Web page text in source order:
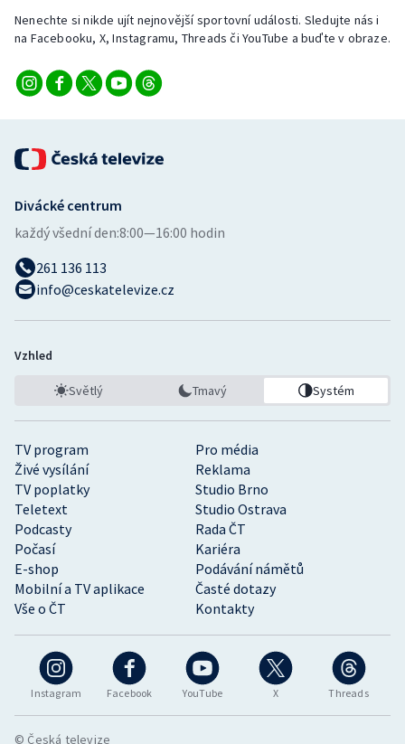
Veslování
Vodní slalom
Volejbal
Ostatní
Nenechte si nikde ujít nejnovější sportovní události. Sledujte nás i
na Facebooku, X, Instagramu, Threads či YouTube a buďte v obraze.
Instagram Facebook YouTube X Threads
TV program
Pro média
Živé vysílání
Reklama
TV poplatky
Studio Brno
Teletext
Studio Ostrava
Podcasty
Rada ČT
Počasí
Kariéra
E-shop
Podávání námětů
Mobilní a TV aplikace
Časté dotazy
Vše o ČT
Kontakty
Divácké centrum
každý všední den:8:00—16:00 hodin
261 136 113
info@ceskatelevize.cz
Vzhled
Světlý Tmavý Systém
© Česká televize